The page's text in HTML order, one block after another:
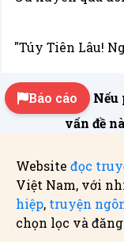
"Túy Tiên Lâu!
Báo cáo
Nếu
vấn đề
Website đọc
Việt Nam, với
hiệp, truyện
chọn lọc và